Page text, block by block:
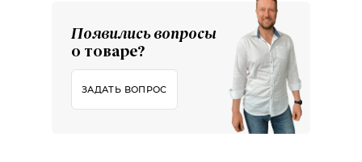
Появились вопросы
о товаре?
ЗАДАТЬ ВОПРОС